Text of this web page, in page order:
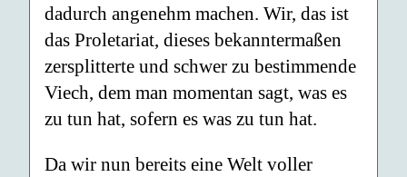
dadurch angenehm machen. Wir, das ist
das Proletariat, dieses bekanntermaßen
zersplitterte und schwer zu bestimmende
Viech, dem man momentan sagt, was es
zu tun hat, sofern es was zu tun hat.
Da wir nun bereits eine Welt voller